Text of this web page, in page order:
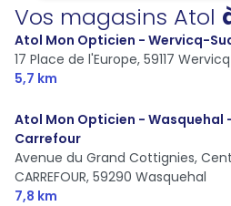
Vos magasins Atol
Atol Mon Opticien - Wervicq-
17 Place de l'Europe, 59117
5,7 km
Atol Mon Opticien - Wasquehal
Carrefour
Avenue du Grand Cottignies,
CARREFOUR, 59290 Wasquehal
7,8 km